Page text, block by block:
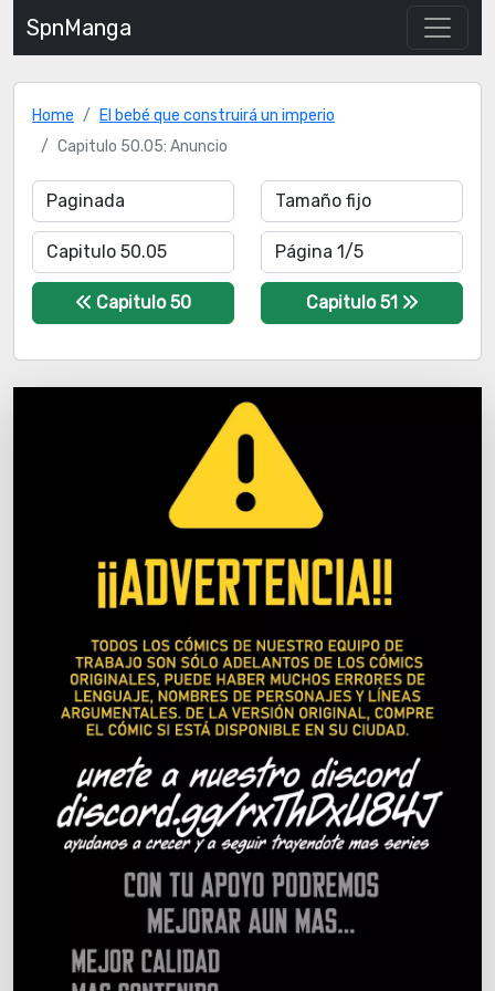
SpnManga
Home
El bebé que construirá un imperio
Capitulo 50.05: Anuncio
Capitulo 50 Capitulo 51